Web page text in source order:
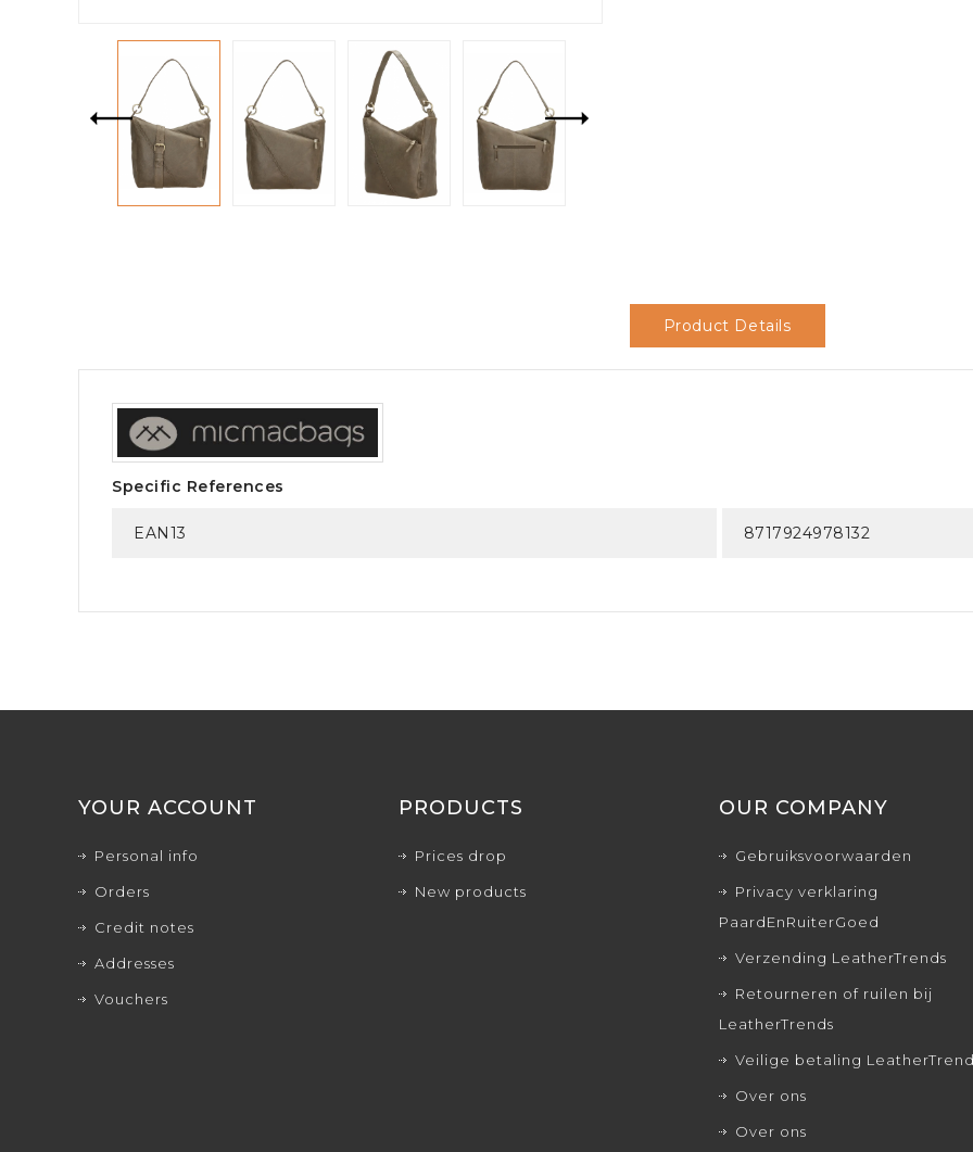
Product Details
Specific References
EAN13 8717924978132
YOUR ACCOUNT
Personal info
Orders
Credit notes
Addresses
Vouchers
PRODUCTS
Prices drop
New products
OUR COMPANY
Gebruiksvoorwaarden
Privacy verklaring
PaardEnRuiterGoed
Verzending LeatherTrends
Retourneren of ruilen bij
LeatherTrends
Veilige betaling
Over ons
Over ons